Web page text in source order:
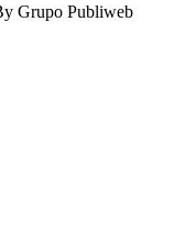
Grupo Publiweb